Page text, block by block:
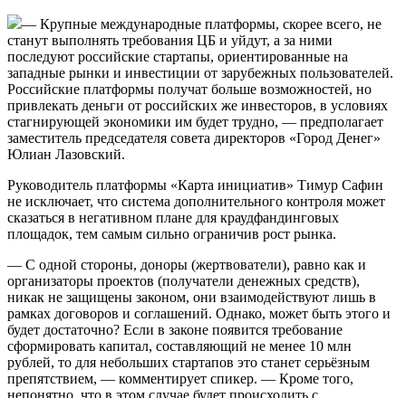
— Крупные международные платформы, скорее всего, не
станут выполнять требования ЦБ и уйдут, а за ними
последуют российские стартапы, ориентированные на
западные рынки и инвестиции от зарубежных пользователей.
Российские платформы получат больше возможностей, но
привлекать деньги от российских же инвесторов, в условиях
стагнирующей экономики им будет трудно, — предполагает
заместитель председателя совета директоров «Город Денег»
Юлиан Лазовский.
Руководитель платформы «Карта инициатив» Тимур Сафин
не исключает, что система дополнительного контроля может
сказаться в негативном плане для краудфандинговых
площадок, тем самым сильно ограничив рост рынка.
— С одной стороны, доноры (жертвователи), равно как и
организаторы проектов (получатели денежных средств),
никак не защищены законом, они взаимодействуют лишь в
рамках договоров и соглашений. Однако, может быть этого и
будет достаточно? Если в законе появится требование
сформировать капитал, составляющий не менее 10 млн
рублей, то для небольших стартапов это станет серьёзным
препятствием, — комментирует спикер. — Кроме того,
непонятно, что в этом случае будет происходить с